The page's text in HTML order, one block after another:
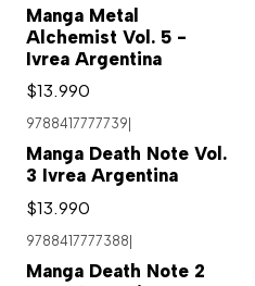
Manga Metal
Alchemist Vol. 5 -
Ivrea Argentina
$13.990
9788417777739
Manga Death Note Vol.
3 Ivrea Argentina
$13.990
9788417777388|
Manga Death Note 2